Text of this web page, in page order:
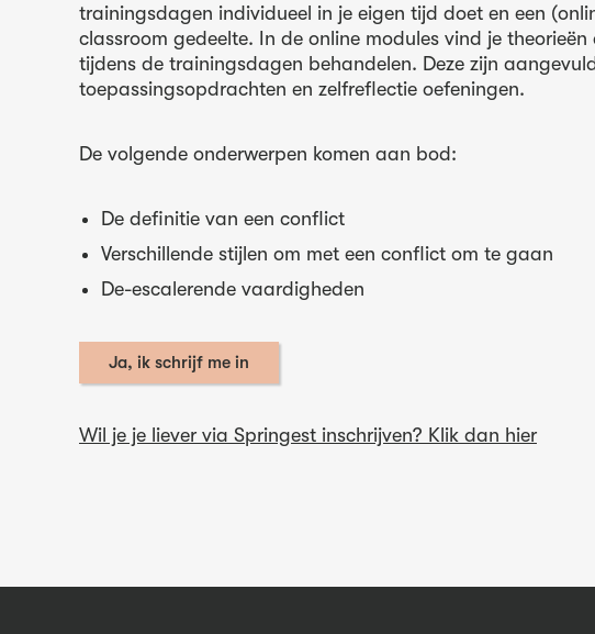
trainingsdagen individueel in je eigen tijd doet en een
classroom gedeelte. In de online modules vind je theorieën
tijdens de trainingsdagen behandelen. Deze zijn
toepassingsopdrachten en zelfreflectie oefeningen.
De volgende onderwerpen komen aan bod:
De definitie van een conflict
Verschillende stijlen om met een conflict om te gaan
De-escalerende vaardigheden
Ja, ik schrijf me in
Wil je je liever via Springest inschrijven? Klik dan hier